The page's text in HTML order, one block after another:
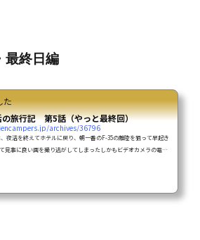
終日編
た
の旅行記 第5話（やっと最終回）
archives/36796
夜活を終えてホテルに戻り、朝一番のF-35の離陸を狙って早起き
見事に良い画を撮り逃がしてしまったしかもビデオカメラの電池
池が無くて使えなくなったけど、一眼でバリバリ撮影する 16時ま